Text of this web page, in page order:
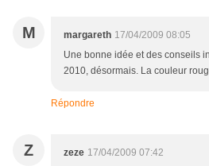
M margareth 17/04/2009 08:05
Une bonne idée et des conseils
2010, désormais. La couleur
Répondre
Z zeze 17/04/2009 07:42